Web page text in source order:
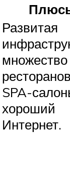
Развитая
множество
SPA-
хороший
Интернет.